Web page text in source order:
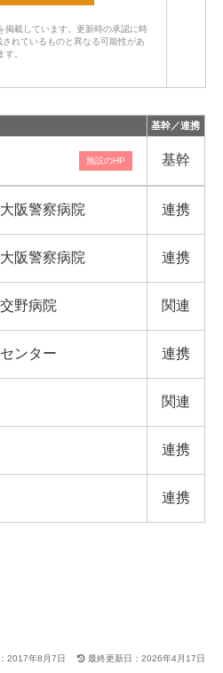
載しています。 更新時の承認に時
れているものと異なる可能性があ
す。
基幹／連携
基幹
阪警察病院 連携
阪警察病院 連携
野病院 関連
ンター 連携
関連
連携
連携
2017年8月7日 最終更新日：2026年4月17日